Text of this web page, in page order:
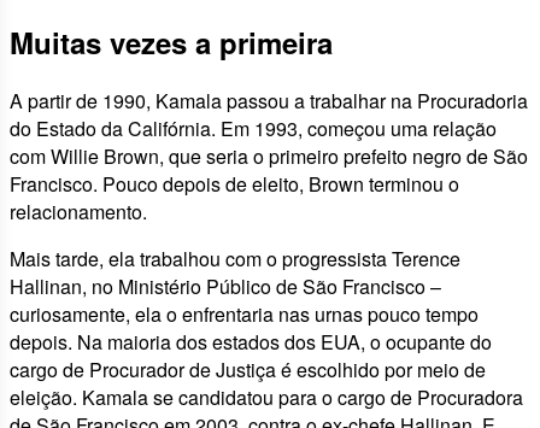
Muitas vezes a primeira
A partir de 1990, Kamala passou a trabalhar na Procuradoria
do Estado da Califórnia. Em 1993, começou uma relação
com Willie Brown, que seria o primeiro prefeito negro de São
Francisco. Pouco depois de eleito, Brown terminou o
relacionamento.
Mais tarde, ela trabalhou com o progressista Terence
Hallinan, no Ministério Público de São Francisco –
curiosamente, ela o enfrentaria nas urnas pouco tempo
depois. Na maioria dos estados dos EUA, o ocupante do
cargo de Procurador de Justiça é escolhido por meio de
eleição. Kamala se candidatou para o cargo de Procuradora